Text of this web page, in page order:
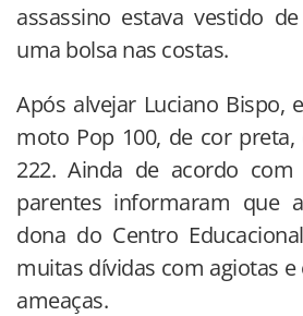
assassino estava vestido
uma bolsa nas costas.
Após alvejar Luciano Bispo,
moto Pop 100, de cor preta,
222. Ainda de acordo
parentes informaram que
dona do Centro
muitas dívidas com agiotas
ameaças.